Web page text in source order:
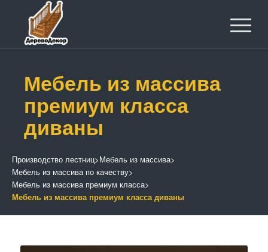
Мебель из массива
премиум класса
диваны
Производство лестниц>Мебель из массива>
Мебель из массива по качеству>
Мебель из массива премиум класса>
Мебель из массива премиум класса диваны